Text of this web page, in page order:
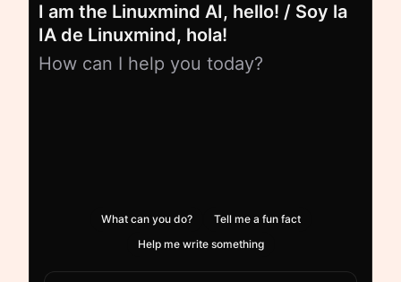
I am the Linuxmind AI, hello! / Soy la
IA de Linuxmind, hola!
How can I help you today?
What can you do?
Tell me a fun fact
Help me write something